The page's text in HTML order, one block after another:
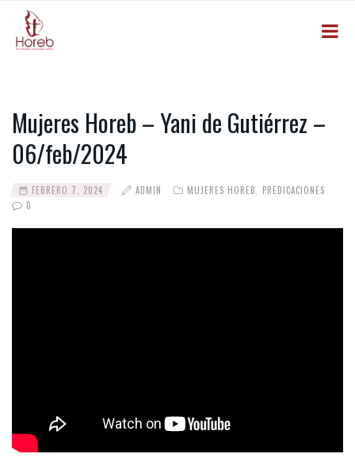
Mujeres Horeb – Yani de Gutiérrez –
06/feb/2024
FEBRERO 7, 2024 ADMIN MUJERES HOREB
PREDICACIONES
0